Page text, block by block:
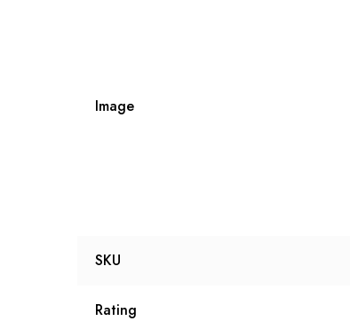
Image
SKU
Rating